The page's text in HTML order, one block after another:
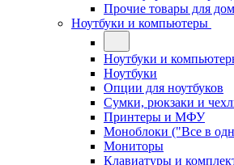
Прочие товары для
Ноутбуки и компьютеры
Ноутбуки и
Ноутбуки
Опции для ноутбуков
Сумки, рюкзаки и
Принтеры и МФУ
Моноблоки ("Все в
Мониторы
Клавиатуры и